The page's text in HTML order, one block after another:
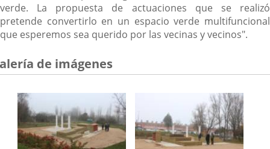
verde. La propuesta de actuaciones que se realizó
pretende convertirlo en un espacio verde multifuncional
que esperemos sea querido por las vecinas y vecinos".
de imágenes